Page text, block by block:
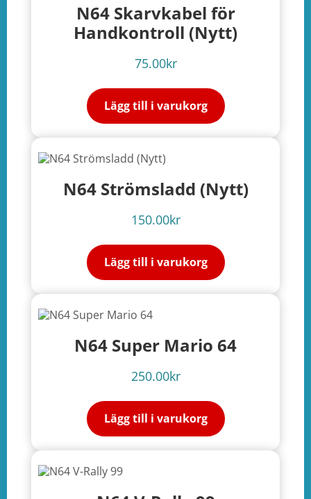
N64 Skarvkabel för
Handkontroll (Nytt)
75.00kr
Lägg till i varukorg
N64 Strömsladd (Nytt)
150.00kr
Lägg till i varukorg
N64 Super Mario 64
250.00kr
Lägg till i varukorg